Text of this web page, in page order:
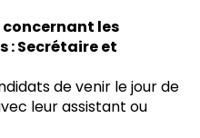
les
: Secrétaire et
de venir le jour de
leur assistant ou